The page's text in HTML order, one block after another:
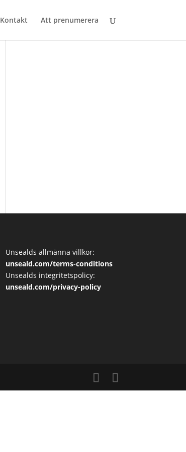
Kontakt Att prenumerera
Unsealds allmänna villkor:
unseald.com/terms-conditions
Unsealds integritetspolicy:
unseald.com/privacy-policy